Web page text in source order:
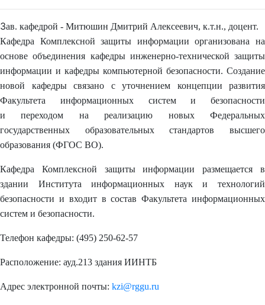
Зав. кафедрой - Митюшин Дмитрий Алексеевич, к.т.н., доцент.
Кафедра Комплексной защиты информации организована на
основе объединения кафедры инженерно-технической защиты
информации и кафедры компьютерной безопасности. Создание
новой кафедры связано с уточнением концепции развития
Факультета информационных систем и безопасности
и переходом на реализацию новых Федеральных
государственных образовательных стандартов высшего
образования (ФГОС ВО).
Кафедра Комплексной защиты информации размещается в
здании Института информационных наук и технологий
безопасности и входит в состав Факультета информационных
систем и безопасности.
Телефон кафедры: (495) 250-62-57
Расположение: ауд.213 здания ИИНТБ
Адрес электронной почты: kzi@rggu.ru